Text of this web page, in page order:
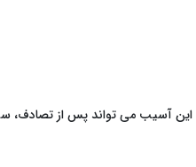
آسیب می‌ تواند پس از تصادف،